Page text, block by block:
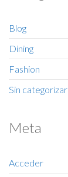
Blog
Dining
Fashion
Sin categorizar
Meta
Acceder